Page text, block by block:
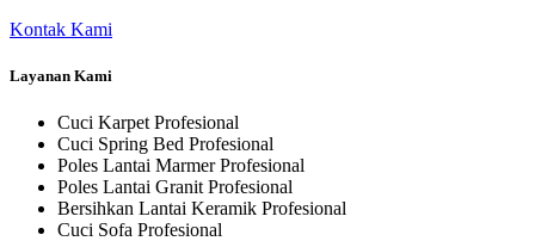
Kontak Kami
Layanan Kami
Cuci Karpet Profesional
Cuci Spring Bed Profesional
Poles Lantai Marmer Profesional
Poles Lantai Granit Profesional
Bersihkan Lantai Keramik Profesional
Cuci Sofa Profesional